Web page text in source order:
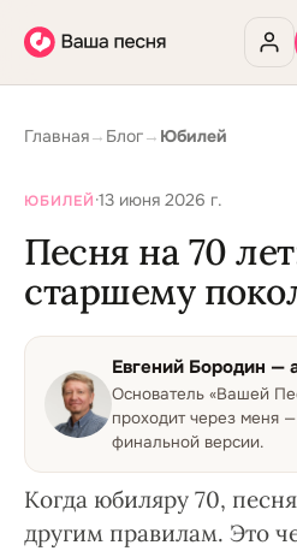
Главная→ Блог→ Юбилей
ЮБИЛЕЙ·13 июня 2026 г.
Песня на 70
старшему
Евгений Бородин —
Основатель «Вашей
проходит через меня
финальной версии.
Когда юбиляру 70,
другим правилам. Это